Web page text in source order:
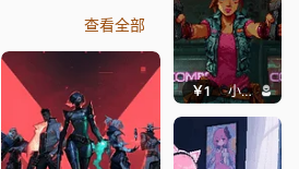
查看全部
￥1 小鹿子